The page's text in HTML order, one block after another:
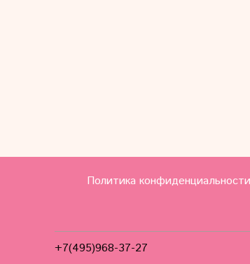
Политика
+7(495)968-37-27